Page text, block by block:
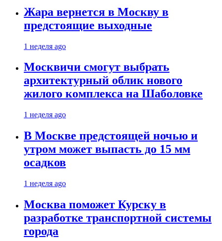
Жара вернется в Москву в
предстоящие выходные
1 неделя ago
Москвичи смогут выбрать
архитектурный облик нового
жилого комплекса на Шаболовке
1 неделя ago
В Москве предстоящей ночью и
утром может выпасть до 15 мм
осадков
1 неделя ago
Москва поможет Курску в
разработке транспортной системы
города